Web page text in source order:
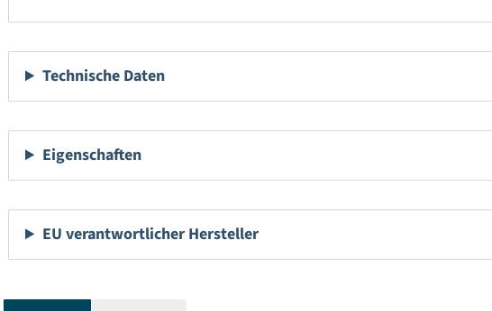
Technische Daten
Eigenschaften
EU verantwortlicher Hersteller